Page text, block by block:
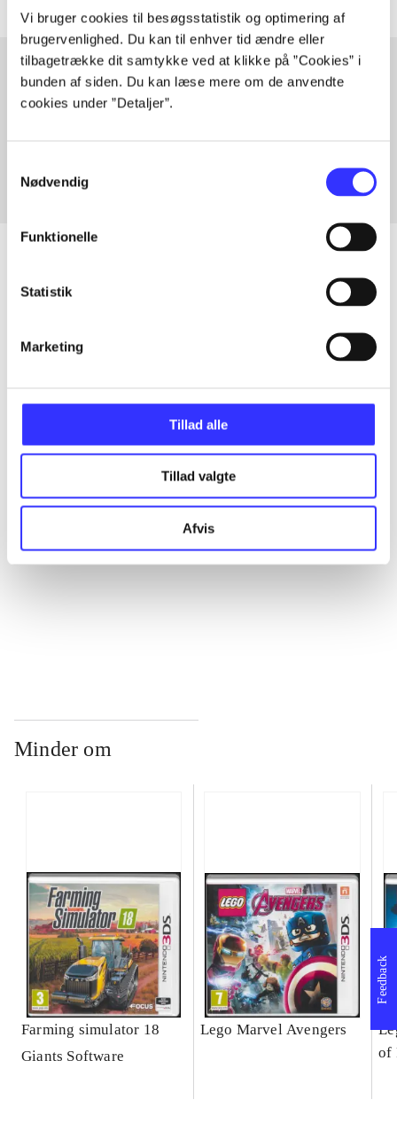
Vi bruger cookies til besøgsstatistik og optimering af
brugervenlighed. Du kan til enhver tid ændre eller
tilbagetrække dit samtykke ved at klikke på ”Cookies” i
bunden af siden. Du kan læse mere om de anvendte
cookies under ”Detaljer”.
Nødvendig
Funktionelle
Statistik
Marketing
Tillad alle
Tillad valgte
Afvis
Artikler med samme emner
...
...
Minder om
Farming simulator 18
Giants Software
Lego Marvel Avengers
of
Feedback